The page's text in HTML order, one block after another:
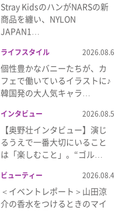
Stray KidsのハンがNARSの新
商品を纏い、NYLON
JAPAN1…
ライフスタイル 2026.08.6
個性豊かなバニーたちが、カ
フェで働いているイラストに♪
韓国発の大人気キャラ…
インタビュー 2026.08.5
【奥野壮インタビュー】演じ
るうえで一番大切にいること
は「楽しむこと」。“ゴル…
ビューティー 2026.08.4
＜イベントレポート＞山田涼
介の香水をつけるときのマイ